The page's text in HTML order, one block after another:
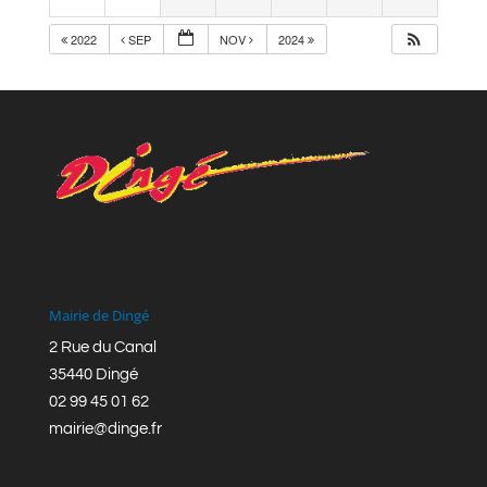
2022 SEP NOV 2024
Mairie de Dingé
2 Rue du Canal
35440 Dingé
02 99 45 01 62
mairie@dinge.fr